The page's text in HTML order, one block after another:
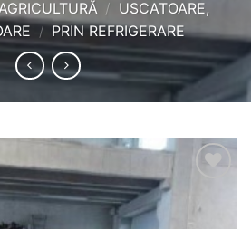
/ USCATOARE,
/ PRIN REFRIGERARE